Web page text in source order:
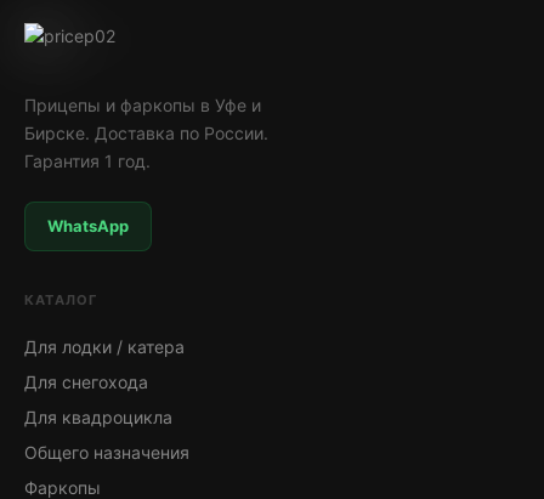
Прицепы и фаркопы в Уфе и
Бирске. Доставка по России.
Гарантия 1 год.
WhatsApp
КАТАЛОГ
Для лодки / катера
Для снегохода
Для квадроцикла
Общего назначения
Фаркопы